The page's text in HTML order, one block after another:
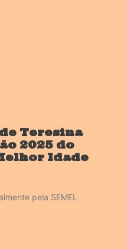
Teresina
2025 do
Idade
pela SEMEL